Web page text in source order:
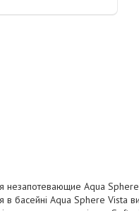
незапотевающие Aqua
басейні Aqua Sphere Vista